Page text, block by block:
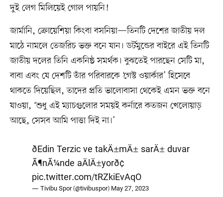
দুই লেগ মিলিয়েই গোল পায়নি!
জার্মানি, ক্রোয়েশিয়া কিংবা বসনিয়া—তিনটি দেশের জাতীয় দল
মাঠে নামলে তেজরিচ ভক্ত বনে যান। ডর্টমুন্ডের বাইরে এই তিনটি
জাতীয় দলের তিনি একনিষ্ঠ সমর্থক। বুঝতেই পারছেন সেটি মা,
বাবা এবং যে দেশটি তাঁর পরিবারকে ‘গেস্ট ওয়ার্কার’ হিসেবে
থাকতে দিয়েছিল, তাদের প্রতি ভালোবাসা থেকেই এমন ভক্ত বনে
যাওয়া, ‘শুধু এই ম্যাচগুলোর সময়ই কর্নারে কতজন খেলোয়াড়
আছে, সেসব আমি পাত্তা দিই না।’
ðEdin Terzic ve takÄ±mÄ± sarÄ± duvar
Ã¶nÃ¼nde aÄlÄ±yorð¢
pic.twitter.com/tRZkiEvAqO
— Tivibu Spor (@tivibuspor) May 27, 2023